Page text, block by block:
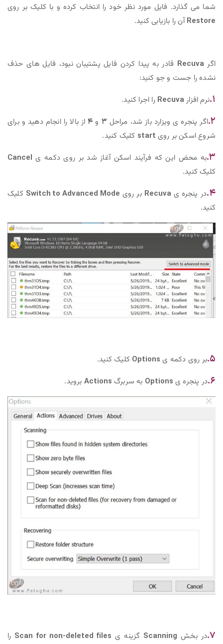
شما می گذارد. فایل مورد نظر خود را انتخاب کرده و با کلیک بر روی
Restoreآن را بازیابی کنید.
اگرRecuva قادر به پیدا کردن فایل پشتیبان نبود، فایل های حذف
نشده را جست و جو کنید:
۱. نرم افزارRecuva را اجرا کنید.
۲. اگر پنجره ی ویزارد باز شد، مراحل ۳ و ۴از بالا را انجام دهید و برای
شروع اسکن بر روی start کلیک کنید.
۳. به محض این که فرآیند اسکن آغاز شد بر روی دکمه ی Cancel
کلیک کنید.
۴. در پنجره یRecuva بر روی Switch to Advanced Mode کلیک
کنید.
۵‌. بر روی دکمه ی Options کلیک کنید.
۶. در پنجره ی Options به سربرگ Actions بروید.
۷. در بخش Scanning گزینه ی Scan for non-deleted files را